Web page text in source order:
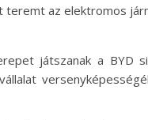
az elektromos
játszanak a